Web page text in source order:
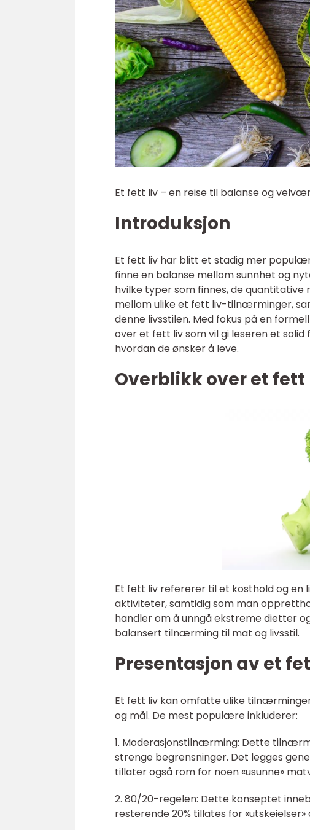
Et fett liv – en reise til balanse og
Introduksjon
Et fett liv har blitt et stadig mer
finne en balanse mellom sunnhet og
hvilke typer som finnes, de
mellom ulike et fett liv-tilnærminger,
denne livsstilen. Med fokus på en
over et fett liv som vil gi leseren et
hvordan de ønsker å leve.
Overblikk over et fett
Et fett liv refererer til et kosthold og en
aktiviteter, samtidig som man
handler om å unngå ekstreme dietter
balansert tilnærming til mat og livsstil.
Presentasjon av et
Et fett liv kan omfatte ulike
og mål. De mest populære inkluderer:
1. Moderasjonstilnærming: Dette
strenge begrensninger. Det legges
tillater også rom for noen «usunne»
2. 80/20-regelen: Dette konseptet
resterende 20% tillates for